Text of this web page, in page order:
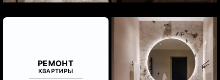
РЕМОНТ
КВАРТИРЫ
›